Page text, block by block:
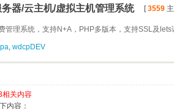
器/云主机/虚拟主机管理系统 [3559
管理系统，支持N+A，PHP多版本，支持SSL及
, wdcpDEV
相关内容
内容：